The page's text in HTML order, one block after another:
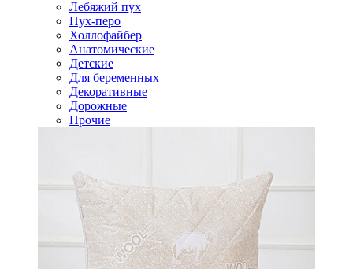
Лебяжий пух
Пух-перо
Холлофайбер
Анатомические
Детские
Для беременных
Декоративные
Дорожные
Прочие